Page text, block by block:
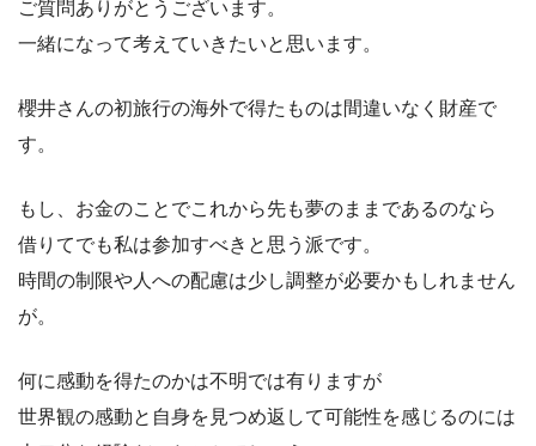
ご質問ありがとうございます。
一緒になって考えていきたいと思います。
櫻井さんの初旅行の海外で得たものは間違いなく財産で
す。
もし、お金のことでこれから先も夢のままであるのなら
借りてでも私は参加すべきと思う派です。
時間の制限や人への配慮は少し調整が必要かもしれません
が。
何に感動を得たのかは不明では有りますが
世界観の感動と自身を見つめ返して可能性を感じるのには